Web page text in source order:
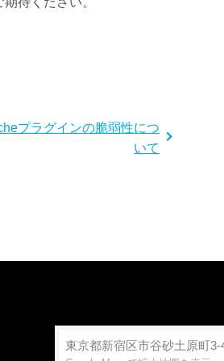
プラグインの脆弱性につ
いて
東京都新宿区市谷砂土原町3-